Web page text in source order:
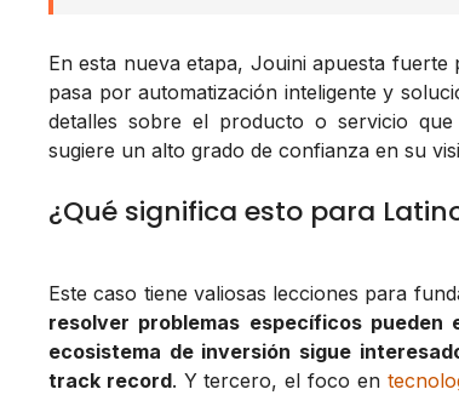
En esta nueva etapa, Jouini apuesta
pasa por automatización inteligente y
detalles sobre el producto o servicio
sugiere un alto grado de confianza en su
¿Qué significa esto para
Este caso tiene valiosas lecciones para
resolver problemas específicos pueden
ecosistema de inversión sigue
track record. Y tercero, el foco en